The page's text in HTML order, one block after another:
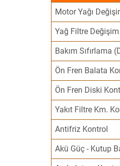
Motor Yağı
Yağ Filtre Değişim
Bakım Sıfırlama
Ön Fren Balata
Ön Fren Diski
Yakıt Filtre Km.
Antifriz Kontrol
Akü Güç - Kutup